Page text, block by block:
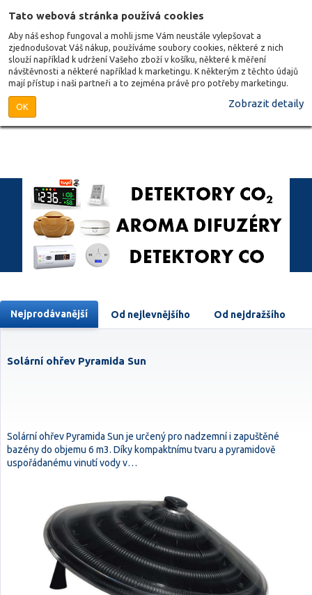
Tato webová stránka používá cookies
Aby náš eshop fungoval a mohli jsme Vám neustále vylepšovat a
zjednodušovat Váš nákup, používáme soubory cookies, některé z nich
slouží například k udržení Vašeho zboží v košíku, některé k měření
návštěvnosti a některé například k marketingu. K některým z těchto údajů
mají přístup i naši partneři a to zejména právě pro potřeby marketingu.
OK Zobrazit detaily
Nejprodávanější Od nejlevnějšího Od nejdražšího
Solární ohřev Pyramida Sun
Solární ohřev Pyramida Sun je určený pro nadzemní i zapuštěné
bazény do objemu 6 m3. Díky kompaktnímu tvaru a pyramidově
uspořádanému vinutí vody v…